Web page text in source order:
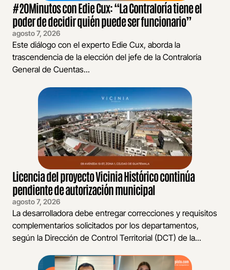
#20Minutos con Edie Cux: “La Contraloría tiene el
poder de decidir quién puede ser funcionario”
agosto 7, 2026
Este diálogo con el experto Edie Cux, aborda la
trascendencia de la elección del jefe de la Contraloría
General de Cuentas...
Licencia del proyecto Vicinia Histórico continúa
pendiente de autorización municipal
agosto 7, 2026
La desarrolladora debe entregar correcciones y requisitos
complementarios solicitados por los departamentos,
según la Dirección de Control Territorial (DCT) de la...